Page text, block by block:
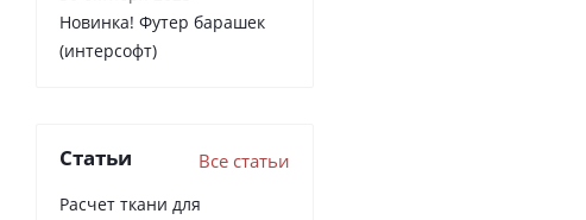
Новинка! Футер барашек
(интерсофт)
Статьи Все статьи
Расчет ткани для